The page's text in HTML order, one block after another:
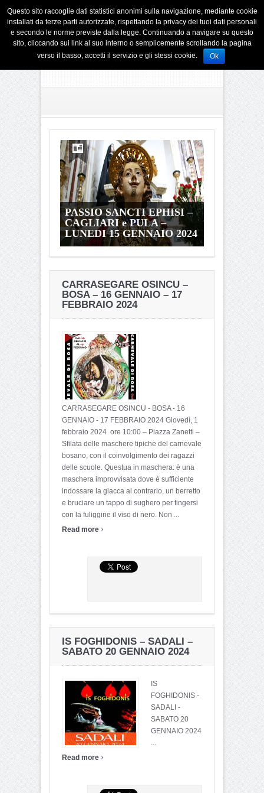
PASSIO SANCTI EPHISI –
CAGLIARI e PULA –
LUNEDI 15 GENNAIO 2024
AUTUNNO IN BARBAGIA
– TETI – 16-17
SETTEMBRE 2023
CARRASEGARE OSINCU –
BOSA – 16 GENNAIO – 17
FEBBRAIO 2024
CARRASEGARE OSINCU - BOSA - 16
GENNAIO - 17 FEBBRAIO 2024 Giovedì, 1
febbraio 2024 ore 10:00 – Piazza Zanetti –
Sfilata delle maschere tipiche del carnevale
bosano, con il coinvolgimento dei ragazzi
delle scuole. Questua in maschera: è una
maschera improvvisata dove è sufficiente
indossare la giacca al contrario, un berretto
e bruciare un tappo di sughero per tingersi
con la fuliggine il viso di nero. Non ...
Read more ›
IS FOGHIDONIS – SADALI –
SABATO 20 GENNAIO 2024
IS
FOGHIDONIS -
SADALI -
SABATO 20
GENNAIO 2024
...
Read more ›
Questo sito raccoglie dati statistici anonimi sulla navigazione, mediante cookie
installati da terze parti autorizzate, rispettando la privacy dei tuoi dati personali
e secondo le norme previste dalla legge. Continuando a navigare su questo
sito, cliccando sui link al suo interno o semplicemente scrollando la pagina
verso il basso, accetti il servizio e gli stessi cookie.
Ok